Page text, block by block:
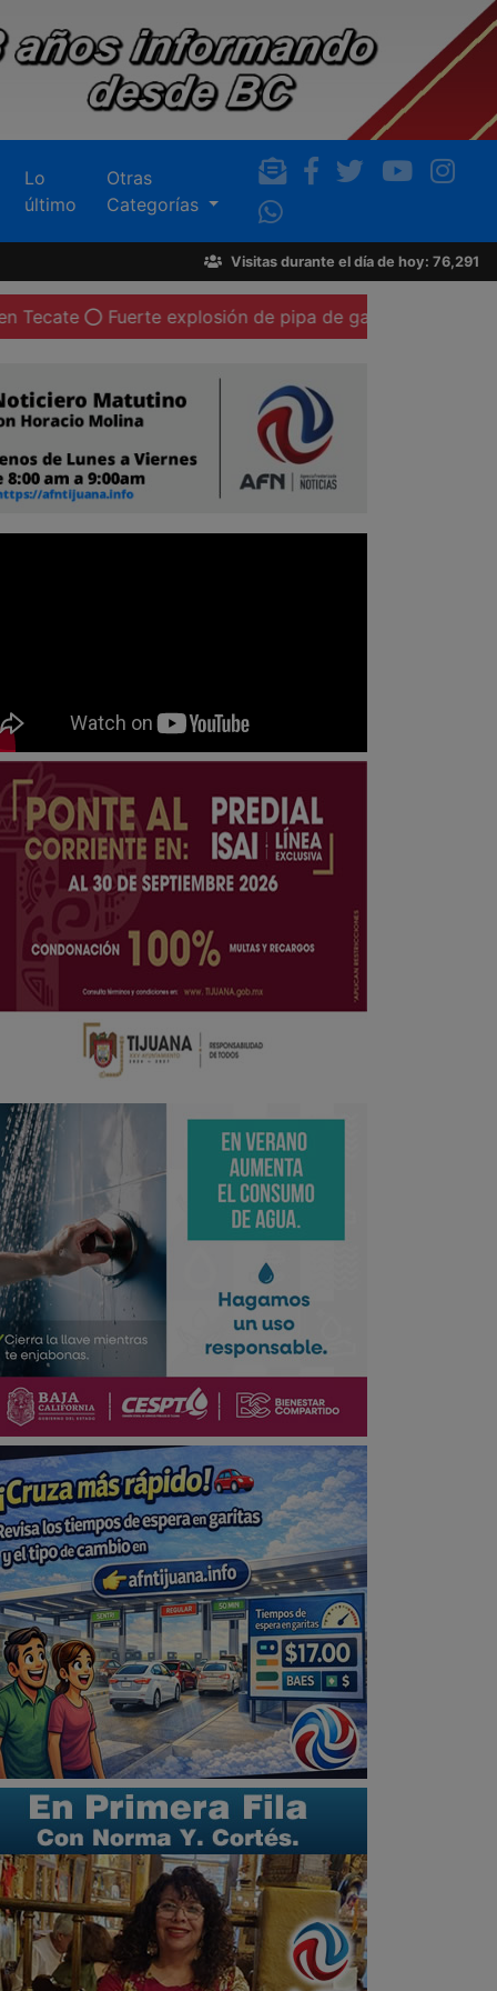
Lo
último
Otras
Categorías
Visitas durante el día de hoy: 76,291
explosión de pipa de gas LP deja al menos 20